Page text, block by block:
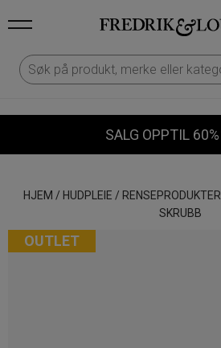
SALG OPPTIL 60%
HJEM / HUDPLEIE / RENSEPRODUKTER
SKRUBB
OUTLET